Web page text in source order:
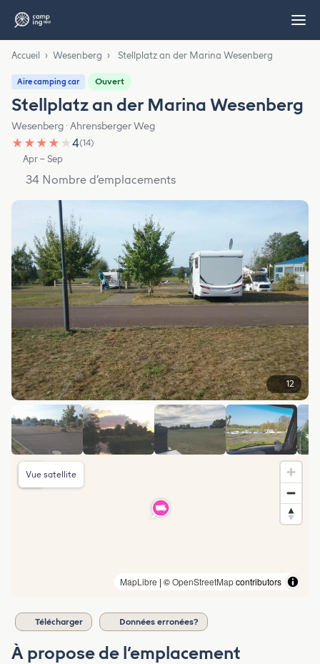
Accueil › Wesenberg › Stellplatz an der Marina Wesenberg
Aire camping car Ouvert
Stellplatz an der Marina Wesenberg
Wesenberg · Ahrensberger Weg
★ ★ ★ ★ ★4(14)
Apr – Sep
34 Nombre d’emplacements
12
MapLibre | ©OpenStreetMapcontributors
Vue satellite
Télécharger Données erronées?
À propose de l’emplacement